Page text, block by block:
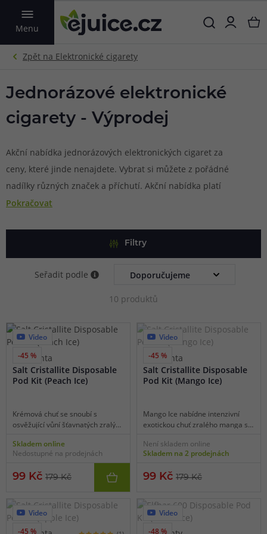
Menu
VYHLEDAT
Jednorázové elektronické
cigarety - Výprodej
Akční nabídka jednorázových elektronických cigaret za
ceny, které jinde nenajdete. Vybrat si můžete z pořádné
nadílky různých značek a příchutí. Akční nabídka platí
pouze do vyprodání skladových zásob, tak neváhejte.
Pokračovat
Filtry
Seřadit podle
10 produktů
Video
-45 %
1 varianta
Salt Cristallite Disposable
Pod Kit (Peach Ice)
Krémová chuť se snoubí s
osvěžující vůní šťavnatých zralých
ledu. Typická broskvová chuť s
příjemně hladkou krémovitou
zaručeně roztančí vaše chuťové
Skladem online
Nedostupné na prodejnách
99 Kč 179 Kč
Video
-45 %
1 varianta
Salt Cristallite Disposable
Pod Kit (Mango Ice)
Mango Ice nabídne intenzivní
exotickou chuť zralého manga s
krémové svěžesti. K plné a
výrazné chuti manga se v závěru
zvýraznění celkové chuti. Tohle
Není skladem online
Skladem na 2 prodejnách
99 Kč 179 Kč
Video
-45 %
Video
-48 %